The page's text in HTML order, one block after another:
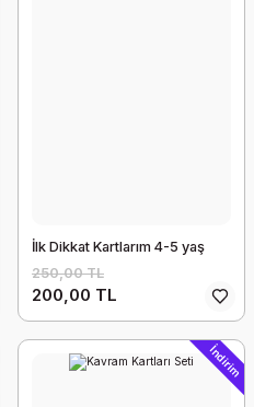
İlk Dikkat Kartlarım 4-5 yaş
250,00 TL
200,00 TL
İndirim